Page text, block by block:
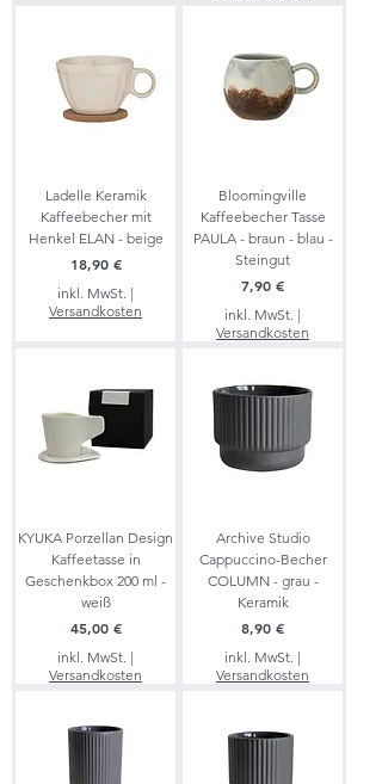
Ladelle Keramik
Kaffeebecher mit
Henkel ELAN - beige
Preis
18,90 €
inkl. MwSt. |
Versandkosten
Bloomingville
Kaffeebecher Tasse
PAULA - braun - blau -
Steingut
Preis
7,90 €
inkl. MwSt. |
Versandkosten
KYUKA Porzellan Design
Kaffeetasse in
Geschenkbox 200 ml -
weiß
Preis
45,00 €
inkl. MwSt. |
Versandkosten
Archive Studio
Cappuccino-Becher
COLUMN - grau -
Keramik
Preis
8,90 €
inkl. MwSt. |
Versandkosten